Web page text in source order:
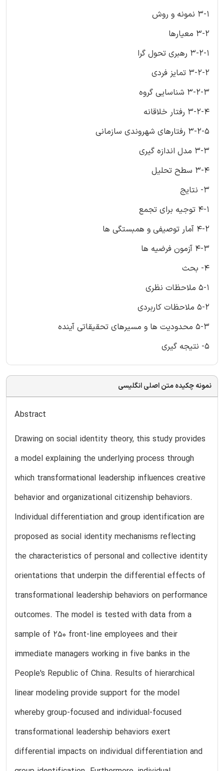
3-1 نمونه و روش
3-2 معیارها
3-2-1 رهبری تحول گرا
3-2-2 تمایز فردی
3-2-3 شناسایی گروه
3-2-4 رفتار خلاقانه
3-2-5 رفتارهای شهروندی سازمانی
3-3 مدل اندازه گیری
3-4 سطح تحلیل
3- نتایج
4-1 توجیه برای تجمع
4-2 آمار توصیفی و همبستگی ها
4-3 آزمون فرضیه ها
4- بحث
5-1 ملاحظات نظری
5-2 ملاحظات کاربردی
5-3 محدودیت ها و مسیرهای تحقیقاتی آینده
5- نتیجه گیری
نمونه چکیده متن اصلی انگلیسی
Abstract
Drawing on social identity theory, this study provides
a model explaining the underlying process through
which transformational leadership influences creative
behavior and organizational citizenship behaviors.
Individual differentiation and group identification are
proposed as social identity mechanisms reflecting
the characteristics of personal and collective identity
orientations that underpin the differential effects of
transformational leadership behaviors on performance
outcomes. The model is tested with data from a
sample of 250 front-line employees and their
immediate managers working in five banks in the
People's Republic of China. Results of hierarchical
linear modeling provide support for the model
whereby group-focused and individual-focused
transformational leadership behaviors exert
differential impacts on individual differentiation and